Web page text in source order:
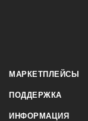
МАРКЕТПЛЕЙСЫ
ПОДДЕРЖКА
ИНФОРМАЦИЯ